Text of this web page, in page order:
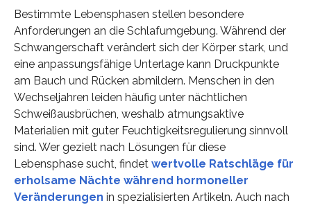
Bestimmte Lebensphasen stellen besondere
Anforderungen an die Schlafumgebung. Während der
Schwangerschaft verändert sich der Körper stark, und
eine anpassungsfähige Unterlage kann Druckpunkte
am Bauch und Rücken abmildern. Menschen in den
Wechseljahren leiden häufig unter nächtlichen
Schweißausbrüchen, weshalb atmungsaktive
Materialien mit guter Feuchtigkeitsregulierung sinnvoll
sind. Wer gezielt nach Lösungen für diese
Lebensphase sucht, findet wertvolle Ratschläge für
erholsame Nächte während hormoneller
Veränderungen in spezialisierten Artikeln. Auch nach